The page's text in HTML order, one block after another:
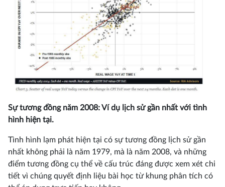
Sự tương đồng năm 2008: Ví dụ lịch sử gần nhất với tình
hình hiện tại.
Tình hình lạm phát hiện tại có sự tương đồng lịch sử gần
nhất không phải là năm 1979, mà là năm 2008, và những
điểm tương đồng cụ thể về cấu trúc đáng được xem xét chi
tiết vì chúng quyết định liệu bài học từ khung phân tích có